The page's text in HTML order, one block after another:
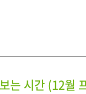
는 시간 (12월